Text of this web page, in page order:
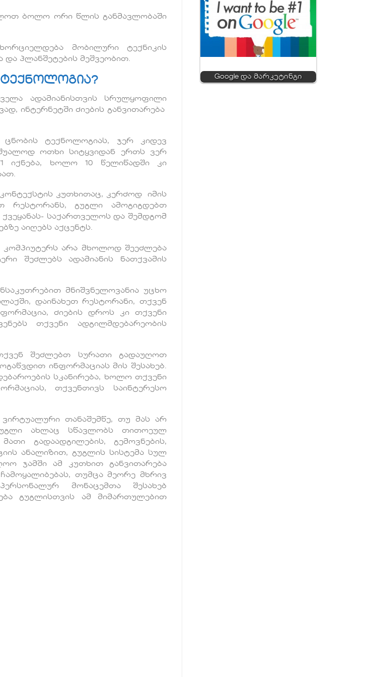
ბოლო ორი წლის განმავლობაში
მობილური ტექნიკის
პლანშეტების მეშვეობით.
ტექნოლოგია?
ადამიანისთვის სრულყოფილი
ინტერნეტში ძიების განვითარება
ცნობის ტექნოლოგიას, ჯერ კიდევ
ოთხი სიტყვიდან ერთს ვერ
იქნება, ხოლო 10 წელიწადში კი
კონტექსტის კუთხითაც, კერძოდ იმის
რესტორანს, გუგლი ამოგიგდებთ
საქართველოს და შემდგომ
აიღებს აქცენტს.
კომპიუტერს არა მხოლოდ შეეძლება
შეძლებს ადამიანის ნათქვამის
მნიშვნელოვანია უცხო
დაინახეთ რესტორანი, თქვენ
ძიების დროს კი თქვენი
თქვენი ადგილმდებარეობის
შეძლებთ სურათი გადაუღოთ
ინფორმაციას მის შესახებ.
სკანირება, ხოლო თქვენი
თქვენთივს საინტერესო
თანაშემწე, თუ მას არ
ახლაც სწავლობს თითოეულ
გადაადგილების, გემოვნების,
ანალიზით, გუგლის სისტემა სულ
ჯამში ამ კუთხით განვითარება
თუმცა მეორე მხრივ
მონაცემთა შესახებ
გუგლისთვის ამ მიმართულებით
Google და მარკეტინგი